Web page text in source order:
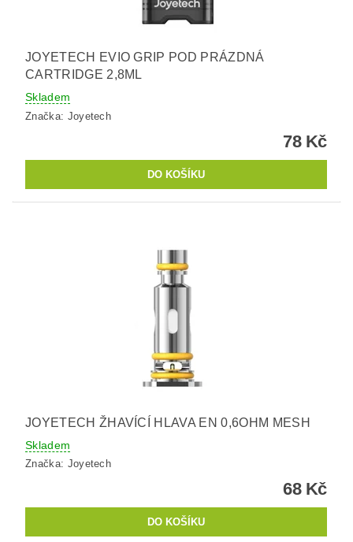
JOYETECH EVIO GRIP POD PRÁZDNÁ
CARTRIDGE 2,8ML
Skladem
Značka: Joyetech
78 Kč
JOYETECH ŽHAVÍCÍ HLAVA EN 0,6OHM MESH
Skladem
Značka: Joyetech
68 Kč